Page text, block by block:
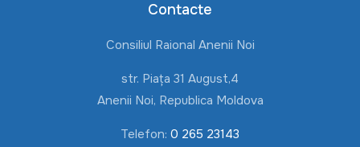
Contacte
Consiliul Raional Anenii Noi
str. Piața 31 August,4
Anenii Noi, Republica Moldova
Telefon: 0 265 23143